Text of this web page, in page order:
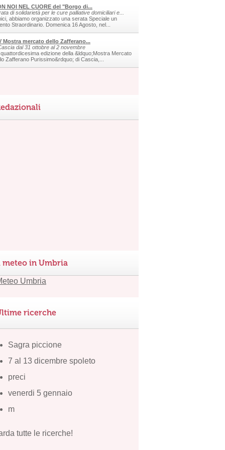
NOI NEL CUORE del "Borgo di...
di solidarietà per le cure palliative domiciliari e...
abbiamo organizzato una serata Speciale un
Straordinario. Domenica 16 Agosto, nel...
Mostra mercato dello Zafferano...
dal 31 ottobre al 2 novembre
quattordicesima edizione della &ldquo;Mostra Mercato
Zafferano Purissimo&rdquo; di Cascia,...
meteo in Umbria
ricerche
Sagra piccione
7 al 13 dicembre spoleto
preci
venerdi 5 gennaio
m
tutte le ricerche!